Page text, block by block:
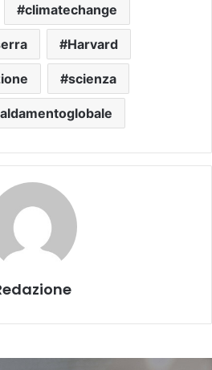
climatechange
Harvard
scienza